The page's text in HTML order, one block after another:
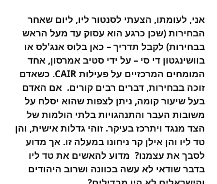
אני, לעומתו, הצעתי לסנטור ליו, ליום שאחר
הבחירות (שכן כרגע הוא עסוק עד מעל הראש
בבחירות) לקבל תדריך – כאן בלוס אנג'לס או
בוושינגטון די סי – על ידי סטיב אמרסון, אחד
המומחים המרכזיים על פעילות CAIR. כשאדם
זוכה בבחירות, דברים רבים קורים. אם האדם
בעל שיעור קומה, ניתן לצפות שהוא יסלח על
משובות העבר והתנהגויות בלתי הולמות של
הצד מנגד ויתרכז בעיקר. זוהי גדלות אישית, והן
טד ליו והן אילן קר ניחונו במעלה זו. אך מדוע
לסבך את עצמנו? מדוע להאשים את טד ליו
בדבר שודאי לא עשה בכוונה ושרוב היהודים